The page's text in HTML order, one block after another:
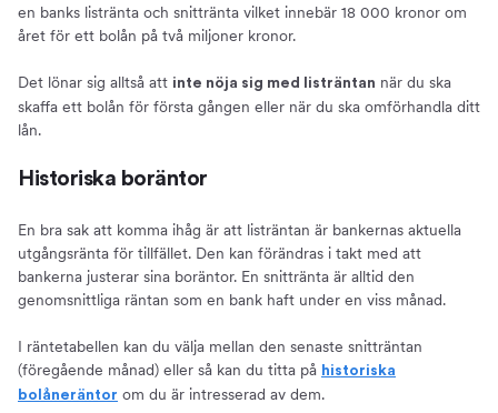
en banks listränta och snittränta vilket innebär 18 000 kronor om
året för ett bolån på två miljoner kronor.
Det lönar sig alltså att inte nöja sig med listräntan när du ska
skaffa ett bolån för första gången eller när du ska omförhandla ditt
lån.
Historiska boräntor
En bra sak att komma ihåg är att listräntan är bankernas aktuella
utgångsränta för tillfället. Den kan förändras i takt med att
bankerna justerar sina boräntor. En snittränta är alltid den
genomsnittliga räntan som en bank haft under en viss månad.
I räntetabellen kan du välja mellan den senaste snitträntan
(föregående månad) eller så kan du titta på historiska
bolåneräntor om du är intresserad av dem.